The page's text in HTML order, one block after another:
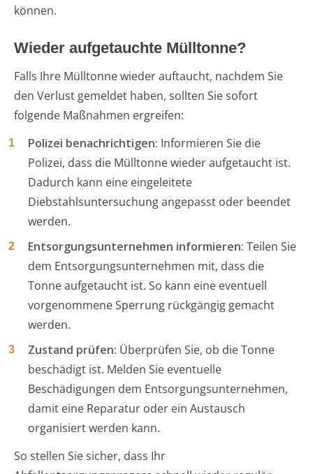
können.
Wieder aufgetauchte Mülltonne?
Falls Ihre Mülltonne wieder auftaucht, nachdem Sie
den Verlust gemeldet haben, sollten Sie sofort
folgende Maßnahmen ergreifen:
Polizei benachrichtigen: Informieren Sie die
Polizei, dass die Mülltonne wieder aufgetaucht ist.
Dadurch kann eine eingeleitete
Diebstahlsuntersuchung angepasst oder beendet
werden.
Entsorgungsunternehmen informieren: Teilen Sie
dem Entsorgungsunternehmen mit, dass die
Tonne aufgetaucht ist. So kann eine eventuell
vorgenommene Sperrung rückgängig gemacht
werden.
Zustand prüfen: Überprüfen Sie, ob die Tonne
beschädigt ist. Melden Sie eventuelle
Beschädigungen dem Entsorgungsunternehmen,
damit eine Reparatur oder ein Austausch
organisiert werden kann.
So stellen Sie sicher, dass Ihr